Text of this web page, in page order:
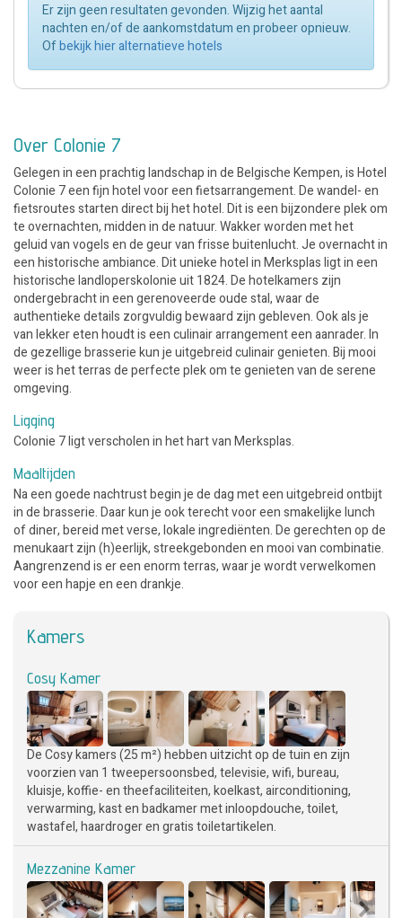
Er zijn geen resultaten gevonden. Wijzig het aantal
nachten en/of de aankomstdatum en probeer opnieuw.
Ofbekijk hier alternatieve hotels
Over Colonie 7
Gelegen in een prachtig landschap in de Belgische Kempen, is Hotel
Colonie 7 een fijn hotel voor een fietsarrangement. De wandel- en
fietsroutes starten direct bij het hotel. Dit is een bijzondere plek om
te overnachten, midden in de natuur. Wakker worden met het
geluid van vogels en de geur van frisse buitenlucht. Je overnacht in
een historische ambiance. Dit unieke hotel in Merksplas ligt in een
historische landloperskolonie uit 1824. De hotelkamers zijn
ondergebracht in een gerenoveerde oude stal, waar de
authentieke details zorgvuldig bewaard zijn gebleven. Ook als je
van lekker eten houdt is een culinair arrangement een aanrader. In
de gezellige brasserie kun je uitgebreid culinair genieten. Bij mooi
weer is het terras de perfecte plek om te genieten van de serene
omgeving.
Ligging
Colonie 7 ligt verscholen in het hart van Merksplas.
Maaltijden
Na een goede nachtrust begin je de dag met een uitgebreid ontbijt
in de brasserie. Daar kun je ook terecht voor een smakelijke lunch
of diner, bereid met verse, lokale ingrediënten. De gerechten op de
menukaart zijn (h)eerlijk, streekgebonden en mooi van combinatie.
Aangrenzend is er een enorm terras, waar je wordt verwelkomen
voor een hapje en een drankje.
Kamers
Cosy Kamer
De Cosy kamers (25 m²) hebben uitzicht op de tuin en zijn
voorzien van 1 tweepersoonsbed, televisie, wifi, bureau,
kluisje, koffie- en theefaciliteiten, koelkast, airconditioning,
verwarming, kast en badkamer met inloopdouche, toilet,
wastafel, haardroger en gratis toiletartikelen.
Mezzanine Kamer